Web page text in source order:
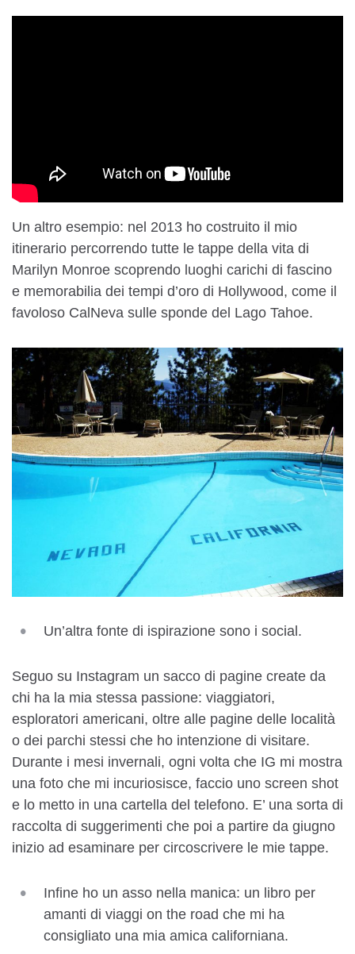
Un altro esempio: nel 2013 ho costruito il mio
itinerario percorrendo tutte le tappe della vita di
Marilyn Monroe scoprendo luoghi carichi di fascino
e memorabilia dei tempi d’oro di Hollywood, come il
favoloso CalNeva sulle sponde del Lago Tahoe.
Un’altra fonte di ispirazione sono i social.
Seguo su Instagram un sacco di pagine create da
chi ha la mia stessa passione: viaggiatori,
esploratori americani, oltre alle pagine delle località
o dei parchi stessi che ho intenzione di visitare.
Durante i mesi invernali, ogni volta che IG mi mostra
una foto che mi incuriosisce, faccio uno screen shot
e lo metto in una cartella del telefono. E’ una sorta di
raccolta di suggerimenti che poi a partire da giugno
inizio ad esaminare per circoscrivere le mie tappe.
Infine ho un asso nella manica: un libro per
amanti di viaggi on the road che mi ha
consigliato una mia amica californiana.